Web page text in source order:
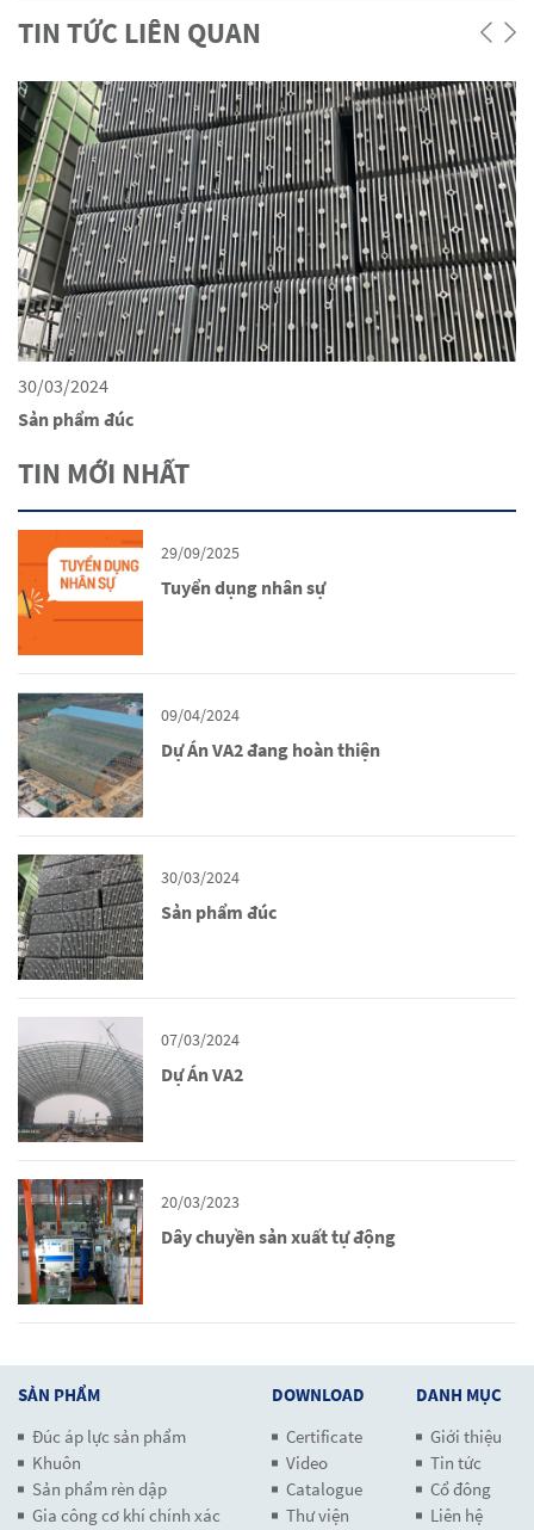
TIN TỨC LIÊN QUAN
30/03/2024
Sản phẩm đúc
TIN MỚI NHẤT
29/09/2025
Tuyển dụng nhân sự
09/04/2024
Dự Án VA2 đang hoàn thiện
30/03/2024
Sản phẩm đúc
07/03/2024
Dự Án VA2
20/03/2023
Dây chuyền sản xuất tự động
SẢN PHẨM
Đúc áp lực sản phẩm
Khuôn
Sản phẩm rèn dập
Gia công cơ khí chính xác
DOWNLOAD
Certificate
Video
Catalogue
Thư viện
DANH MỤC
Giới thiệu
Tin tức
Cổ đông
Liên hệ